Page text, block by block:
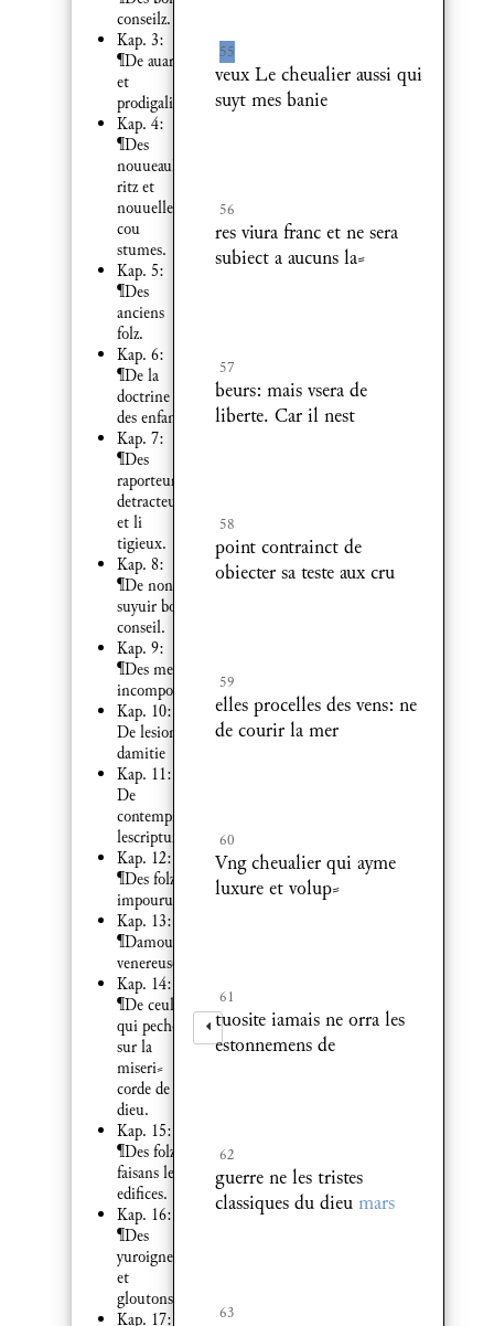
conseilz.
Kap. 3:
¶De auarice
et
prodigalite.
Kap. 4:
¶Des
nouueaulx
ritz et
nouuelles
cou
stumes.
Kap. 5:
¶Des
anciens
folz.
Kap. 6:
¶De la
doctrine
des enfans.
Kap. 7:
¶Des
raporteurs
detracteurs
et li
tigieux.
Kap. 8:
¶De non
suyuir bon
conseil.
Kap. 9:
¶Des meurs
incomposees.
Kap. 10:
De lesion
damitie
Kap. 11:
De
contempner
lescripture
Kap. 12:
¶Des folz
impourueuz.
Kap. 13:
¶Damour
venereuse.
Kap. 14:
¶De ceulx
qui pechent
sur la
miseri⸗
corde de
dieu.
Kap. 15:
¶Des folz
faisans les
edifices.
Kap. 16:
¶Des
yuroignes
et
gloutons.
Kap. 17:
55
veux Le cheualier aussi qui
suyt mes banie
56
res viura franc et ne sera
subiect a aucuns la⸗
57
beurs: mais vsera de
liberte. Car il nest
58
point contrainct de
obiecter sa teste aux cru
59
elles procelles des vens: ne
de courir la mer
60
Vng cheualier qui ayme
luxure et volup⸗
61
tuosite iamais ne orra les
estonnemens de
62
guerre ne les tristes
classiques du dieu mars
63